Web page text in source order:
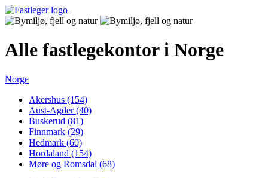
Alle fastlegekontor i Norge
Norge
Akershus (154)
Aust-Agder (40)
Buskerud (81)
Finnmark (29)
Hedmark (60)
Hordaland (154)
Møre og Romsdal (68)